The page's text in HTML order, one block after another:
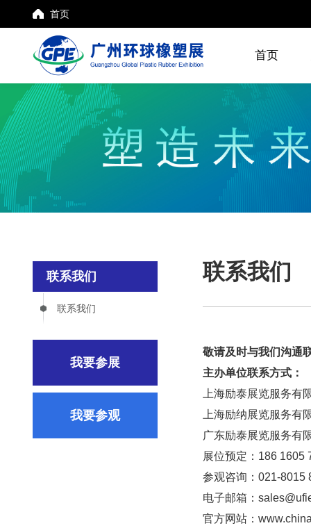
首页
首页
联系我们
联系我们
我要参展
我要参观
联系我们
敬请及时与我们沟通
主办单位联系方式：
上海励泰展览服务有
上海励纳展览服务有
广东励泰展览服务有
展位预定：186 1605
参观咨询：021-8015
电子邮箱：
官方网站：